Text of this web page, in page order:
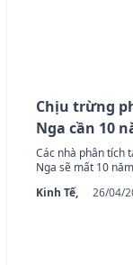
Chịu trừng
Nga cần 10
Các nhà phân tích
Nga sẽ mất 10
Kinh Tế,
26/04/